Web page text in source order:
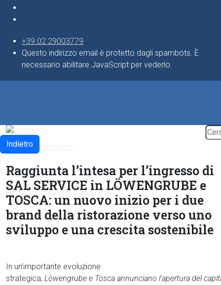
+39 02 29003779
Questo indirizzo email è protetto dagli spambots. È
necessario abilitare JavaScript per vederlo.
Indietro
Raggiunta l’intesa per l’ingresso di
SAL SERVICE in LÖWENGRUBE e
TOSCA: un nuovo inizio per i due
brand della ristorazione verso uno
sviluppo e una crescita sostenibile
In un’importante evoluzione
strategica, Löwengrube e Tosca annunciano l’apertura del